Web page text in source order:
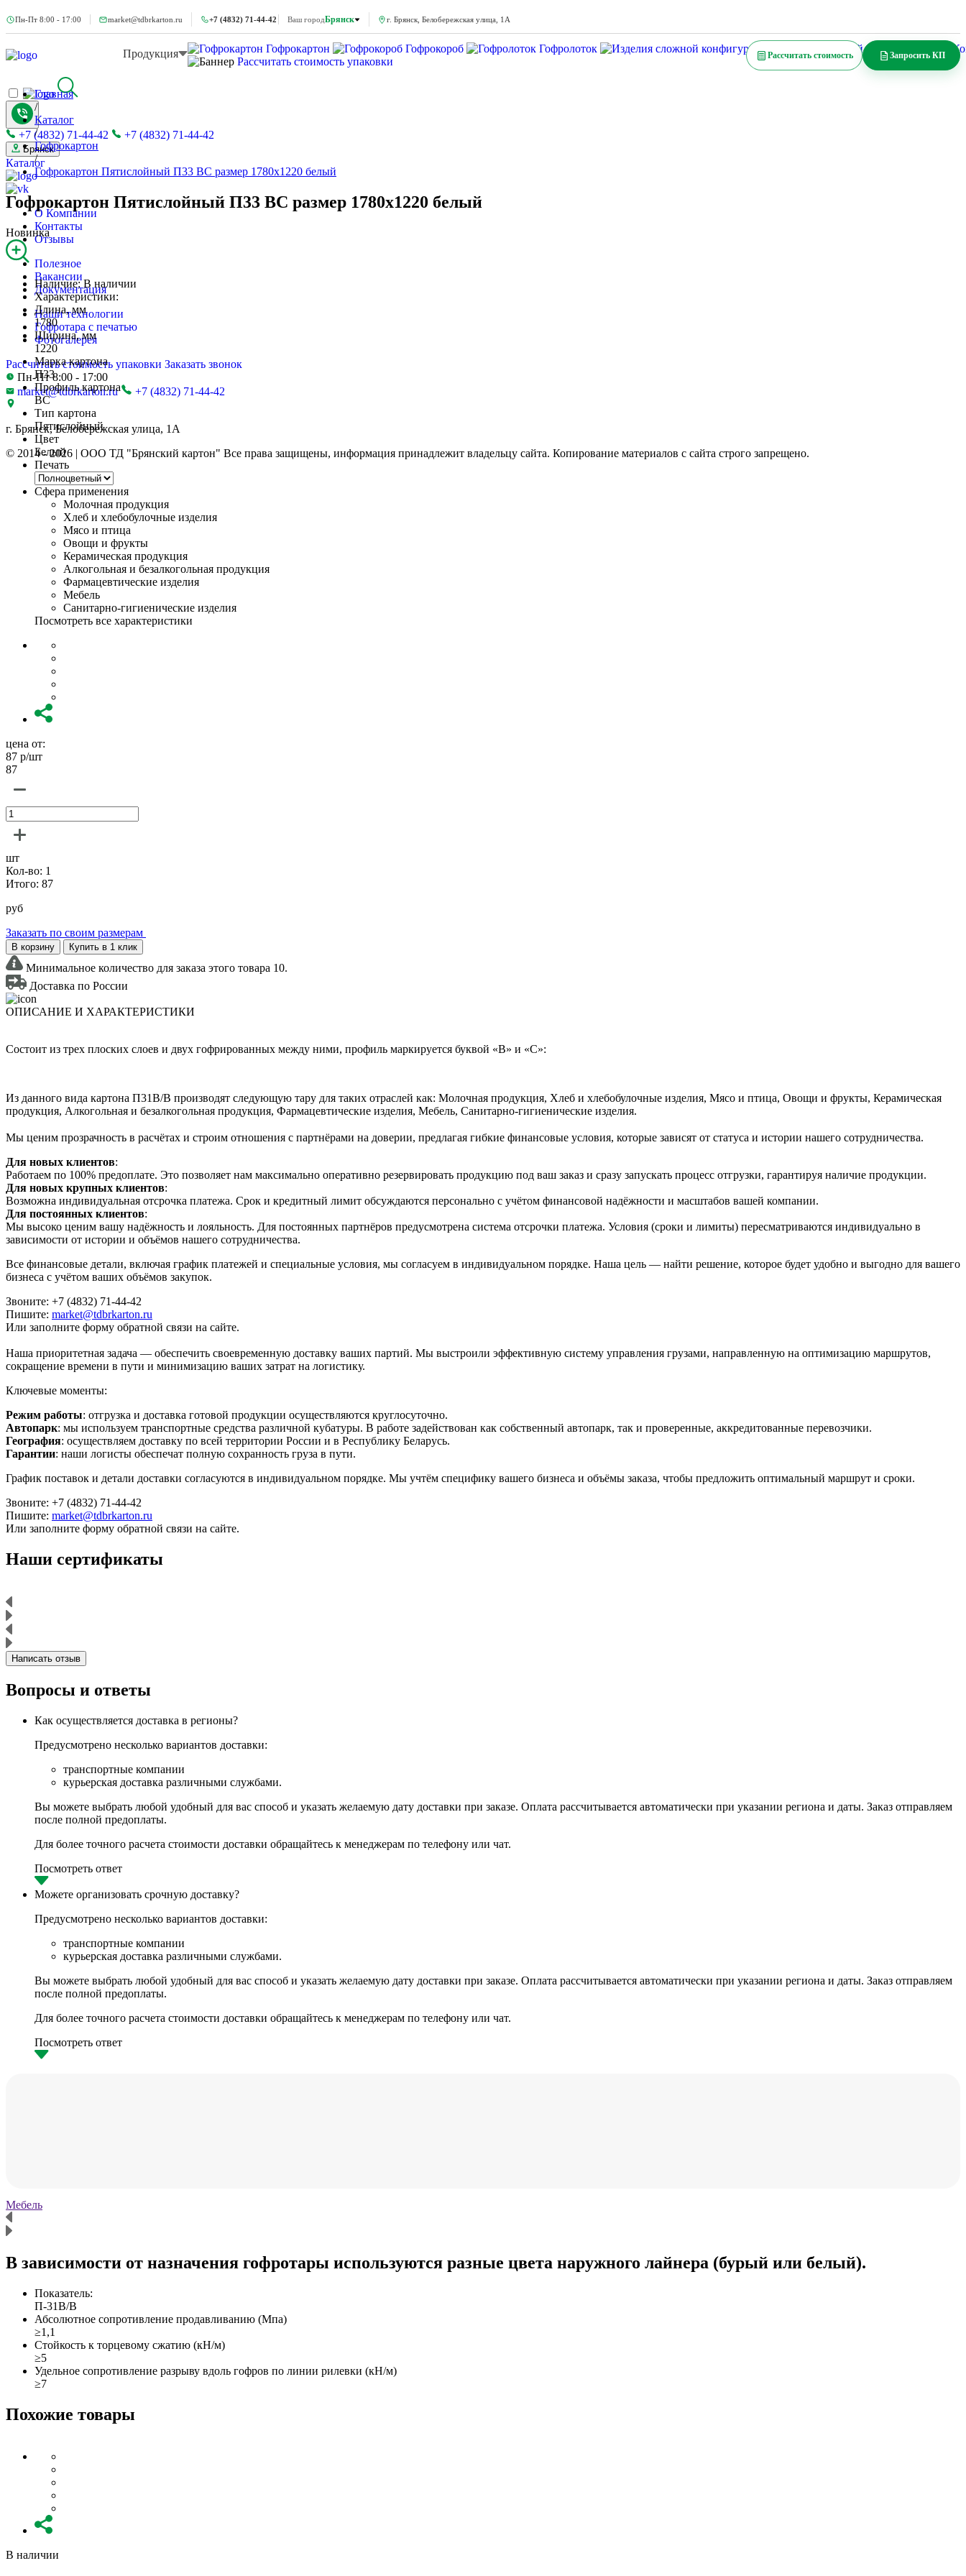
г. Брянск, Белобережская улица, 1А
Пн-Пт 8:00 - 17:00 market@tdbrkarton.ru Ваш городБрянск
+7 (4832) 71-44-42
Продукция Гофрокартон Гофрокороб Гофролоток
Изделия сложной конфигурации
Рассчитать стоимость упаковки
Рассчитать стоимость Запросить КП
+7 (4832) 71-44-42 +7 (4832) 71-44-42
Брянск
Каталог
О Компании
Контакты
Отзывы
Полезное
Вакансии
Документация
Наши технологии
Гофротара с печатью
Фотогалерея
Рассчитать стоимость упаковки Заказать звонок
Пн-Пт 8:00 - 17:00
market@tdbrkarton.ru
+7 (4832) 71-44-42
г. Брянск, Белобережская улица, 1А
© 2014 - 2026 | ООО ТД "Брянский картон" Все права защищены, информация принадлежит владельцу сайта. Копирование материалов с сайта строго запрещено.
Главная
/
Каталог
/
Гофрокартон
/
Гофрокартон Пятислойный П33 BC размер 1780x1220 белый
Гофрокартон Пятислойный П33 BC размер 1780x1220 белый
Новинка
Наличие:В наличии
Характеристики:
Длина, мм
1780
Ширина, мм
1220
Марка картона
П33
Профиль картона
BC
Тип картона
Пятислойный
Цвет
Белый
Печать
Сфера применения
Молочная продукция
Хлеб и хлебобулочные изделия
Мясо и птица
Овощи и фрукты
Керамическая продукция
Алкогольная и безалкогольная продукция
Фармацевтические изделия
Мебель
Санитарно-гигиенические изделия
Посмотреть все характеристики
цена от:
87 р/шт
87
шт
Кол-во: 1
Итого: 87
руб
Заказать по своим размерам
В корзину Купить в 1 клик
Минимальное количество для заказа этого товара 10.
Доставка по России
ОПИСАНИЕ И ХАРАКТЕРИСТИКИ
Состоит из трех плоских слоев и двух гофрированных между ними, профиль маркируется буквой «В» и «С»:
Из данного вида картона П31В/B производят следующую тару для таких отраслей как: Молочная продукция, Хлеб и хлебобулочные изделия, Мясо и птица, Овощи и фрукты, Керамическая
продукция, Алкогольная и безалкогольная продукция, Фармацевтические изделия, Мебель, Санитарно-гигиенические изделия.
Мы ценим прозрачность в расчётах и строим отношения с партнёрами на доверии, предлагая гибкие финансовые условия, которые зависят от статуса и истории нашего сотрудничества.
Для новых клиентов:
Работаем по 100% предоплате. Это позволяет нам максимально оперативно резервировать продукцию под ваш заказ и сразу запускать процесс отгрузки, гарантируя наличие продукции.
Для новых крупных клиентов:
Возможна индивидуальная отсрочка платежа. Срок и кредитный лимит обсуждаются персонально с учётом финансовой надёжности и масштабов вашей компании.
Для постоянных клиентов:
Мы высоко ценим вашу надёжность и лояльность. Для постоянных партнёров предусмотрена система отсрочки платежа. Условия (сроки и лимиты) пересматриваются индивидуально в
зависимости от истории и объёмов нашего сотрудничества.
Все финансовые детали, включая график платежей и специальные условия, мы согласуем в индивидуальном порядке. Наша цель — найти решение, которое будет удобно и выгодно для вашего
бизнеса с учётом ваших объёмов закупок.
Звоните: +7 (4832) 71-44-42
Пишите: market@tdbrkarton.ru
Или заполните форму обратной связи на сайте.
Наша приоритетная задача — обеспечить своевременную доставку ваших партий. Мы выстроили эффективную систему управления грузами, направленную на оптимизацию маршрутов,
сокращение времени в пути и минимизацию ваших затрат на логистику.
Ключевые моменты:
Режим работы: отгрузка и доставка готовой продукции осуществляются круглосуточно.
Автопарк: мы используем транспортные средства различной кубатуры. В работе задействован как собственный автопарк, так и проверенные, аккредитованные перевозчики.
География: осуществляем доставку по всей территории России и в Республику Беларусь.
Гарантии: наши логисты обеспечат полную сохранность груза в пути.
График поставок и детали доставки согласуются в индивидуальном порядке. Мы учтём специфику вашего бизнеса и объёмы заказа, чтобы предложить оптимальный маршрут и сроки.
Звоните: +7 (4832) 71-44-42
Пишите: market@tdbrkarton.ru
Или заполните форму обратной связи на сайте.
Наши сертификаты
Написать отзыв
Вопросы и ответы
Как осуществляется доставка в регионы?
Предусмотрено несколько вариантов доставки:
транспортные компании
курьерская доставка различными службами.
Вы можете выбрать любой удобный для вас способ и указать желаемую дату доставки при заказе. Оплата рассчитывается автоматически при указании региона и даты. Заказ отправляем
после полной предоплаты.
Для более точного расчета стоимости доставки обращайтесь к менеджерам по телефону или чат.
Посмотреть ответ
Можете организовать срочную доставку?
Предусмотрено несколько вариантов доставки:
транспортные компании
курьерская доставка различными службами.
Вы можете выбрать любой удобный для вас способ и указать желаемую дату доставки при заказе. Оплата рассчитывается автоматически при указании региона и даты. Заказ отправляем
после полной предоплаты.
Для более точного расчета стоимости доставки обращайтесь к менеджерам по телефону или чат.
Посмотреть ответ
Мебель
В зависимости от назначения гофротары используются разные цвета наружного лайнера (бурый или белый).
Показатель:
П-31В/B
Абсолютное сопротивление продавливанию (Мпа)
≥1,1
Стойкость к торцевому сжатию (кН/м)
≥5
Удельное сопротивление разрыву вдоль гофров по линии рилевки (кН/м)
≥7
Похожие товары
В наличии